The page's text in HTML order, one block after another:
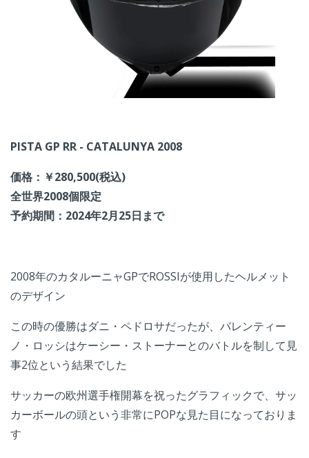
PISTA GP RR - CATALUNYA 2008
価格：￥280,500(税込)
全世界2008個限定
予約期間：2024年2月25日まで
2008年のカタルーニャGPでROSSIが使用したヘルメット
のデザイン
この時の優勝はダニ・ペドロサだったが、バレンティー
ノ・ロッシはケーシー・ストーナーとのバトルを制して見
事2位という結果でした
サッカーの欧州選手権開幕を祝ったグラフィックで、サッ
カーボールの頭という非常にPOPな見た目になっておりま
す